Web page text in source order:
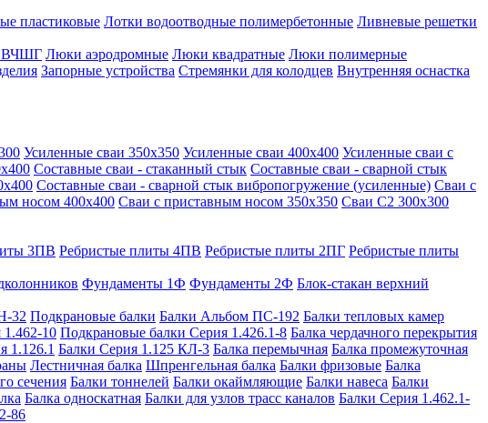
пластиковые Лотки водоотводные полимербетонные Ливневые решетки
ВЧШГ Люки аэродромные Люки квадратные Люки полимерные
Запорные устройства Стремянки для колодцев Внутренняя оснастка
Усиленные сваи 350х350 Усиленные сваи 400х400 Усиленные сваи с
Составные сваи - стаканный стык Составные сваи - сварной стык
Составные сваи - сварной стык вибропогружение (усиленные) Сваи с
носом 400х400 Сваи с приставным носом 350х350 Сваи С2 300х300
3ПВ Ребристые плиты 4ПВ Ребристые плиты 2ПГ Ребристые плиты
Фундаменты 1Ф Фундаменты 2Ф Блок-стакан верхний
32 Подкрановые балки Балки Альбом ПС-192 Балки тепловых камер
1.462-10 Подкрановые балки Серия 1.426.1-8 Балка чердачного перекрытия
1.126.1 Балки Серия 1.125 КЛ-3 Балка перемычная Балка промежуточная
Лестничная балка Шпренгельная балка Балки фризовые Балка
сечения Балки тоннелей Балки окаймляющие Балки навеса Балки
Балка односкатная Балки для узлов трасс каналов Балки Серия 1.462.1-
86